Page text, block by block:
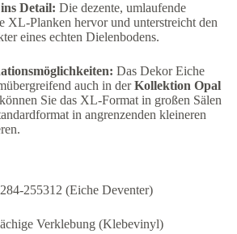
Detail: Die dezente, umlaufende
XL-Planken hervor und unterstreicht den
eines echten Dielenbodens.
Das Dekor Eiche
auch in derKollektion Opal
Sie das XL-Format in großen Sälen
in angrenzenden kleineren
284-255312 (Eiche Deventer)
Verklebung (Klebevinyl)